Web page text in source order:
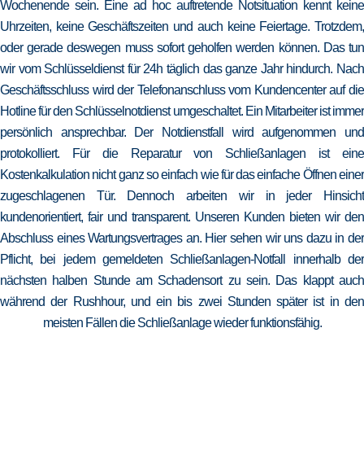
Wochenende sein. Eine ad hoc auftretende Notsituation kennt keine
Uhrzeiten, keine Geschäftszeiten und auch keine Feiertage. Trotzdem,
oder gerade deswegen muss sofort geholfen werden können. Das tun
wir vom Schlüsseldienst für 24h täglich das ganze Jahr hindurch. Nach
Geschäftsschluss wird der Telefonanschluss vom Kundencenter auf die
Hotline für den Schlüsselnotdienst umgeschaltet. Ein Mitarbeiter ist immer
persönlich ansprechbar. Der Notdienstfall wird aufgenommen und
protokolliert. Für die Reparatur von Schließanlagen ist eine
Kostenkalkulation nicht ganz so einfach wie für das einfache Öffnen einer
zugeschlagenen Tür. Dennoch arbeiten wir in jeder Hinsicht
kundenorientiert, fair und transparent. Unseren Kunden bieten wir den
Abschluss eines Wartungsvertrages an. Hier sehen wir uns dazu in der
Pflicht, bei jedem gemeldeten Schließanlagen-Notfall innerhalb der
nächsten halben Stunde am Schadensort zu sein. Das klappt auch
während der Rushhour, und ein bis zwei Stunden später ist in den
meisten Fällen die Schließanlage wieder funktionsfähig.